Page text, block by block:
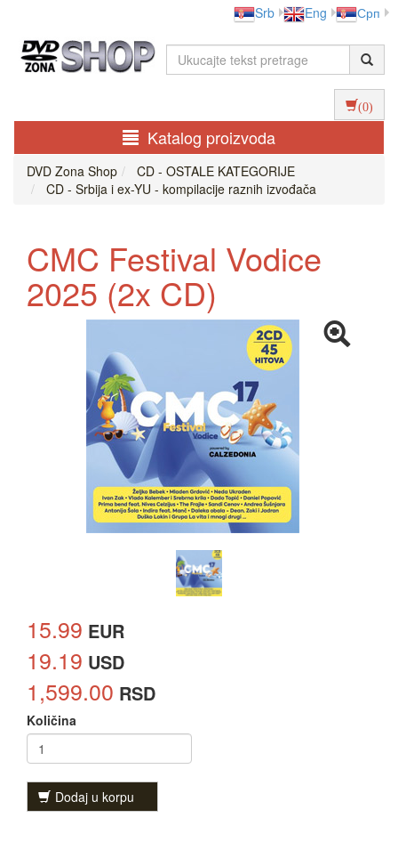
Srb Eng Срп
(0)
Katalog proizvoda
DVD Zona Shop
CD - OSTALE KATEGORIJE
CD - Srbija i ex-YU - kompilacije raznih izvođača
CMC Festival Vodice
2025 (2x CD)
15.99 EUR
19.19 USD
1,599.00 RSD
Količina
Dodaj u korpu